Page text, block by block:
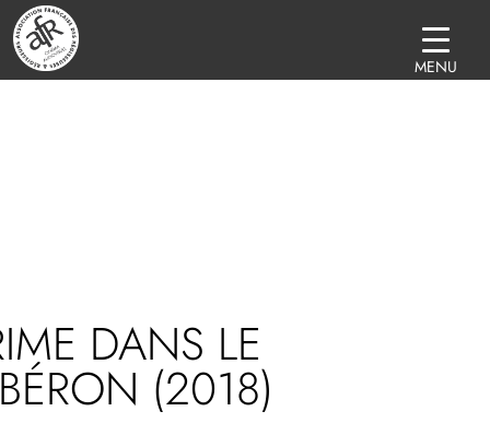
DANS LE
(2018)
MENU